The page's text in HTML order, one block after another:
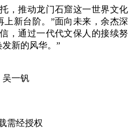
，推动龙门石窟这一世界文化
上新台阶。”面向未来，余杰深
，通过一代代文保人的接续努
新的风华。”
吴一钒
需经授权